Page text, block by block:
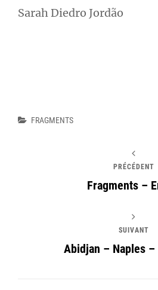
Sarah Diedro Jordão
Catégories
FRAGMENTS
PRÉCÉDENT
Fragments –
SUIVANT
Abidjan – Naples –